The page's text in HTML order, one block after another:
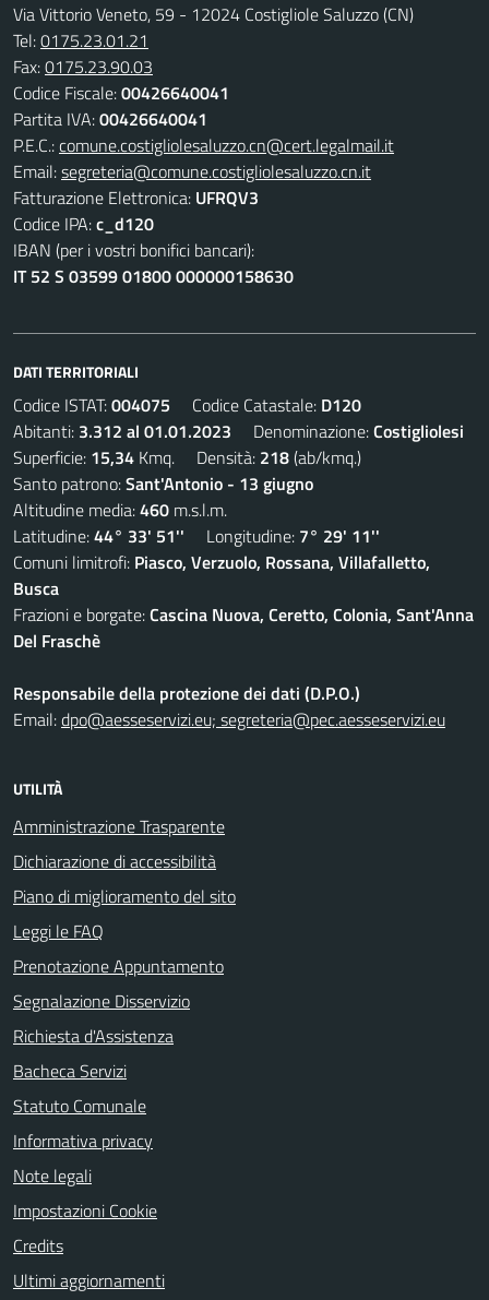
Via Vittorio Veneto, 59 - 12024 Costigliole Saluzzo (CN)
Tel:0175.23.01.21
Fax:0175.23.90.03
Codice Fiscale:00426640041
Partita IVA:00426640041
P.E.C.:comune.costigliolesaluzzo.cn@cert.legalmail.it
Email:segreteria@comune.costigliolesaluzzo.cn.it
Fatturazione Elettronica: UFRQV3
Codice IPA:c_d120
IBAN (per i vostri bonifici bancari):
IT 52 S 03599 01800 000000158630
DATI TERRITORIALI
Codice ISTAT:004075 Codice Catastale: D120
Abitanti: 3.312 al 01.01.2023 Denominazione:Costigliolesi
Superficie: 15,34 Kmq. Densità: 218(ab/kmq.)
Santo patrono:Sant'Antonio - 13 giugno
Altitudine media:460 m.s.l.m.
Latitudine:44° 33' 51'' Longitudine: 7° 29' 11''
Comuni limitrofi: Piasco, Verzuolo, Rossana, Villafalletto,
Busca
Frazioni e borgate:Cascina Nuova, Ceretto, Colonia, Sant'Anna
Del Fraschè
Responsabile della protezione dei dati (D.P.O.)
Email:dpo@aesseservizi.eu; segreteria@pec.aesseservizi.eu
UTILITÀ
Amministrazione Trasparente
Dichiarazione di accessibilità
Piano di miglioramento del sito
Leggi le FAQ
Prenotazione Appuntamento
Segnalazione Disservizio
Richiesta d'Assistenza
Bacheca Servizi
Statuto Comunale
Informativa privacy
Note legali
Impostazioni Cookie
Credits
Ultimi aggiornamenti